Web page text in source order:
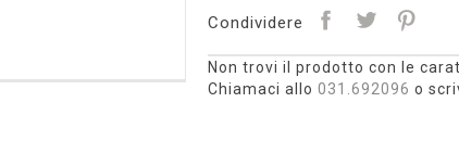
Condividere
Non trovi il prodotto con le
Chiamaci allo 031.692096 o